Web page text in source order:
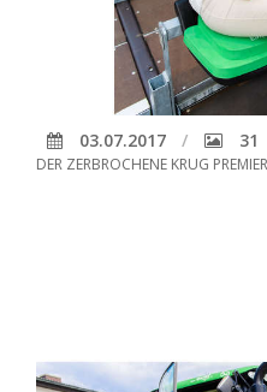
03.07.2017 31
DER ZERBROCHENE KRUG